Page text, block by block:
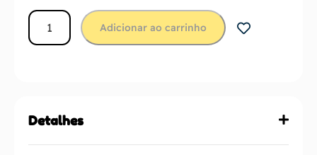
Adicionar ao carrinho
Detalhes